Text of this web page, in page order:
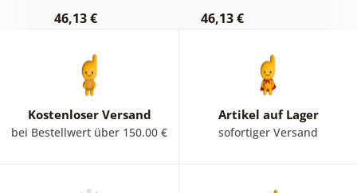
46,13 € 46,13 €
Kostenloser Versand
bei Bestellwert über 150.00 €
Artikel auf Lager
sofortiger Versand